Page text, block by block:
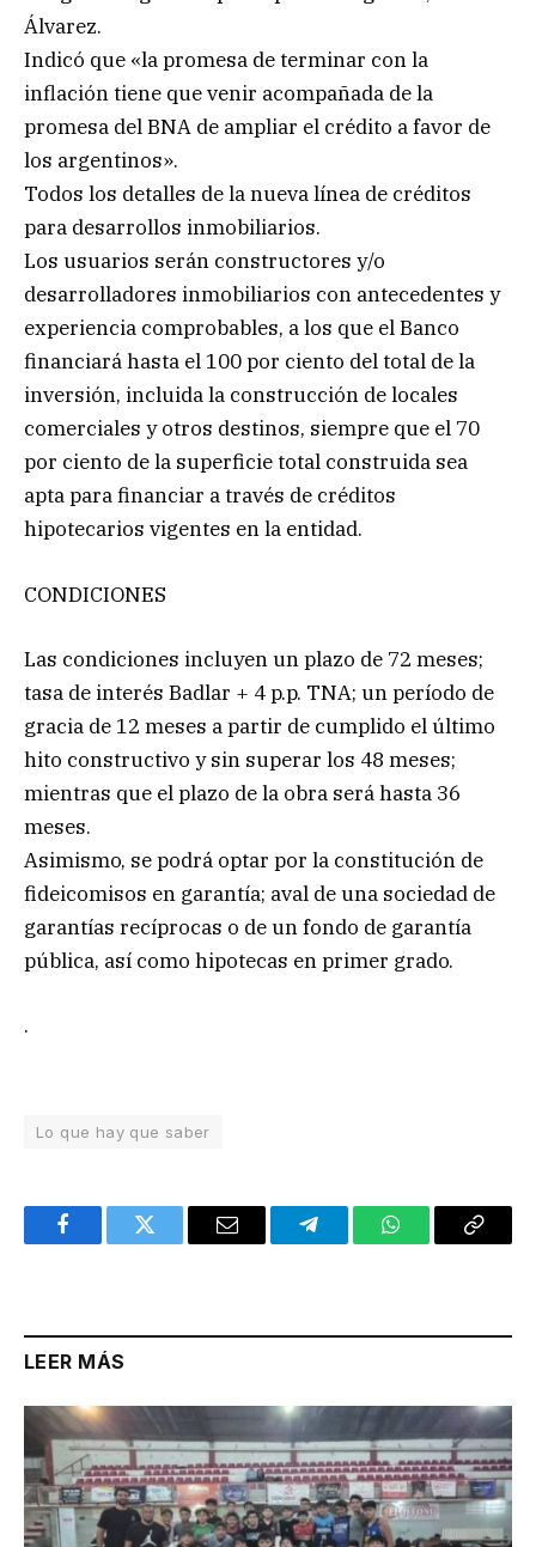
Álvarez.
Indicó que «la promesa de terminar con la
inflación tiene que venir acompañada de la
promesa del BNA de ampliar el crédito a favor de
los argentinos».
Todos los detalles de la nueva línea de créditos
para desarrollos inmobiliarios.
Los usuarios serán constructores y/o
desarrolladores inmobiliarios con antecedentes y
experiencia comprobables, a los que el Banco
financiará hasta el 100 por ciento del total de la
inversión, incluida la construcción de locales
comerciales y otros destinos, siempre que el 70
por ciento de la superficie total construida sea
apta para financiar a través de créditos
hipotecarios vigentes en la entidad.
CONDICIONES
Las condiciones incluyen un plazo de 72 meses;
tasa de interés Badlar + 4 p.p. TNA; un período de
gracia de 12 meses a partir de cumplido el último
hito constructivo y sin superar los 48 meses;
mientras que el plazo de la obra será hasta 36
meses.
Asimismo, se podrá optar por la constitución de
fideicomisos en garantía; aval de una sociedad de
garantías recíprocas o de un fondo de garantía
pública, así como hipotecas en primer grado.
.
Lo que hay que saber
FacebookTwitter Email TelegramWhatsAppCopy
LEER MÁS